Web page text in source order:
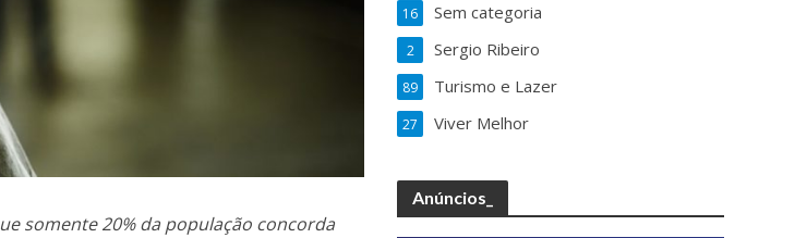
somente 20% da população concorda
Sem categoria
16
Sergio Ribeiro
2
Turismo e Lazer
89
Viver Melhor
27
Anúncios_